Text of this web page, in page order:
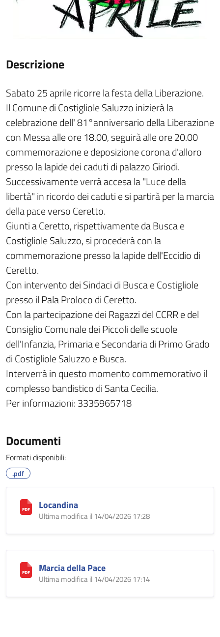
Descrizione
Sabato 25 aprile ricorre la festa della Liberazione.
Il Comune di Costigliole Saluzzo inizierà la
celebrazione dell' 81°anniversario della Liberazione
con Messa alle ore 18.00, seguirà alle ore 20.00
commemorazione e deposizione corona d'alloro
presso la lapide dei caduti di palazzo Giriodi.
Successivamente verrà accesa la "Luce della
libertà" in ricordo dei caduti e si partirà per la marcia
della pace verso Ceretto.
Giunti a Ceretto, rispettivamente da Busca e
Costigliole Saluzzo, si procederà con la
commemorazione presso la lapide dell'Eccidio di
Ceretto.
Con intervento dei Sindaci di Busca e Costigliole
presso il Pala Proloco di Ceretto.
Con la partecipazione dei Ragazzi del CCRR e del
Consiglio Comunale dei Piccoli delle scuole
dell'Infanzia, Primaria e Secondaria di Primo Grado
di Costigliole Saluzzo e Busca.
Interverrà in questo momento commemorativo il
complesso bandistico di Santa Cecilia.
Per informazioni: 3335965718
Documenti
Formati disponibili:
.pdf
Locandina
Ultima modifica il 14/04/2026 17:28
Marcia della Pace
Ultima modifica il 14/04/2026 17:14